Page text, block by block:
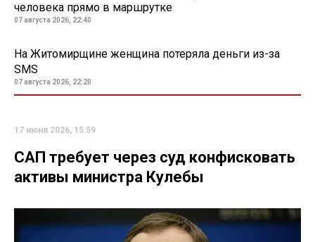
человека прямо в маршрутке
07 августа 2026, 22:40
На Житомирщине женщина потеряла деньги из-за
SMS
07 августа 2026, 22:20
17 июня 2026, 15:59
САП требует через суд конфисковать
активы министра Кулебы